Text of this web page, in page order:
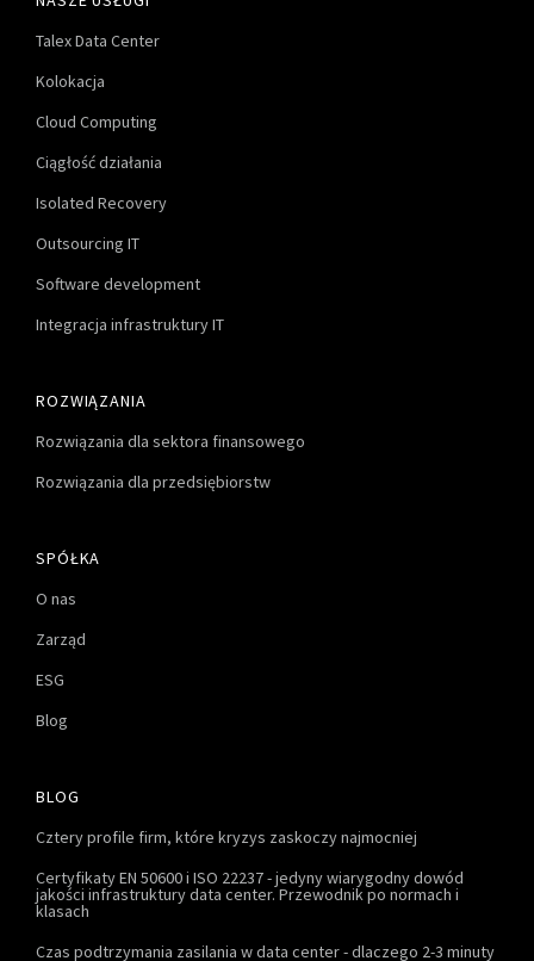
Talex Data Center
Kolokacja
Cloud Computing
Ciągłość działania
Isolated Recovery
Outsourcing IT
Software development
Integracja infrastruktury IT
ROZWIĄZANIA
Rozwiązania dla sektora finansowego
Rozwiązania dla przedsiębiorstw
SPÓŁKA
O nas
Zarząd
ESG
Blog
BLOG
Cztery profile firm, które kryzys zaskoczy najmocniej
Certyfikaty EN 50600 i ISO 22237 - jedyny wiarygodny dowód
jakości infrastruktury data center. Przewodnik po normach i
klasach
Czas podtrzymania zasilania w data center - dlaczego 2-3 minuty